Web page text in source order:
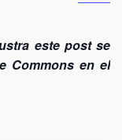
este post se
Commons en el